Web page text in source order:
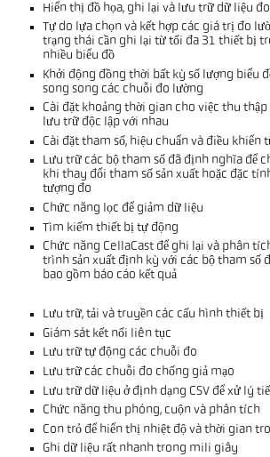
Hiển thị đồ họa, ghi lại và lưu trữ dữ liệu
Tự do lựa chọn và kết hợp các giá trị đo
trạng thái cần ghi lại từ tối đa 31 thiết bị
nhiều biểu đồ
Khởi động đồng thời bất kỳ số lượng biểu
song song các chuỗi đo lường
Cài đặt khoảng thời gian cho việc thu
lưu trữ độc lập với nhau
Cài đặt tham số, hiệu chuẩn và điều khiển
Lưu trữ các bộ tham số đã định nghĩa để
khi thay đổi tham số sản xuất hoặc đặc
tượng đo
Chức năng lọc để giảm dữ liệu
Tìm kiếm thiết bị tự động
Chức năng CellaCast để ghi lại và phân
trình sản xuất định kỳ với các bộ tham số
bao gồm báo cáo kết quả
Lưu trữ, tải và truyền các cấu hình thiết bị
Giám sát kết nối liên tục
Lưu trữ tự động các chuỗi đo
Lưu trữ các chuỗi đo chống giả mạo
Lưu trữ dữ liệu ở định dạng CSV để xử lý
Chức năng thu phóng, cuộn và phân tích
Con trỏ để hiển thị nhiệt độ và thời gian
Ghi dữ liệu rất nhanh trong mili giây